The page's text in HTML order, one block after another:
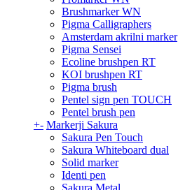
Brushmarker WN
Pigma Calligraphers
Amsterdam akrilni marker
Pigma Sensei
Ecoline brushpen RT
KOI brushpen RT
Pigma brush
Pentel sign pen TOUCH
Pentel brush pen
+- Markerji Sakura
Sakura Pen Touch
Sakura Whiteboard dual
Solid marker
Identi pen
Sakura Metal